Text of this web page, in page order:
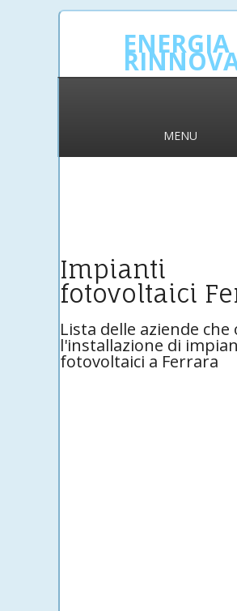
ENERGIA
MENU
Impianti
fotovoltaici
Lista delle aziende
l'installazione di
fotovoltaici a Ferrara